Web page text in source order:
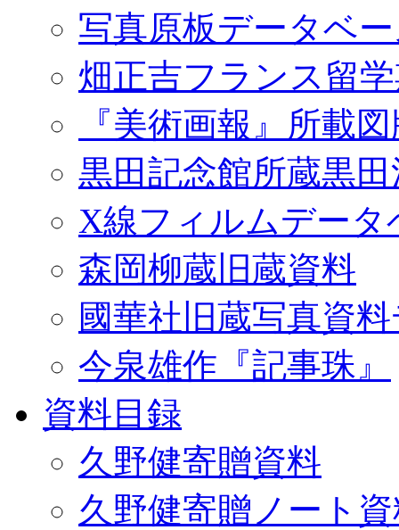
写真原板データベ
畑正吉フランス留
『美術画報』所載
黒田記念館所蔵黒
X線フィルムデータ
森岡柳蔵旧蔵資料
國華社旧蔵写真資
今泉雄作『記事珠』
資料目録
久野健寄贈資料
久野健寄贈ノート